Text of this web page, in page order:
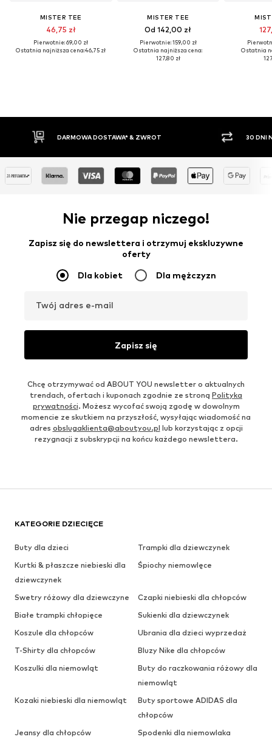
MISTER TEE
46,75 zł
Pierwotnie: 69,00 zł
Ostatnia najniższa cena:46,75 zł
MISTER TEE
Od 142,00 zł
Pierwotnie: 159,00 zł
Ostatnia najniższa cena:
127,80 zł
Ostatnia
DOSTAWA* & ZWROT 30 DNI NA ZWROT TOWARU
Nie przegap niczego!
Zapisz się do newslettera i otrzymuj ekskluzywne
oferty
Dla kobiet Dla mężczyzn
Twój adres e-mail
Zapisz się
Chcę otrzymywać od ABOUT YOU newsletter o aktualnych
trendach, ofertach i kuponach zgodnie ze stroną Polityka
prywatności. Możesz wycofać swoją zgodę w dowolnym
momencie ze skutkiem na przyszłość, wysyłając wiadomość na
adres obslugaklienta@aboutyou.pl lub korzystając z opcji
rezygnacji z subskrypcji na końcu każdego newslettera.
KATEGORIE DZIECIĘCE
Buty dla dzieci
Trampki dla dziewczynek
Kurtki & płaszcze niebieski dla
dziewczynek
Śpiochy niemowlęce
Swetry różowy dla dziewczyne
Czapki niebieski dla chłopców
Białe trampki chłopięce
Sukienki dla dziewczynek
Koszule dla chłopców
Ubrania dla dzieci wyprzedaż
T-Shirty dla chłopców
Bluzy Nike dla chłopców
Koszulki dla niemowląt
Buty do raczkowania różowy dla
niemowląt
Kozaki niebieski dla niemowląt
Buty sportowe ADIDAS dla
chłopców
Jeansy dla chłopców
Spodenki dla niemowlaka